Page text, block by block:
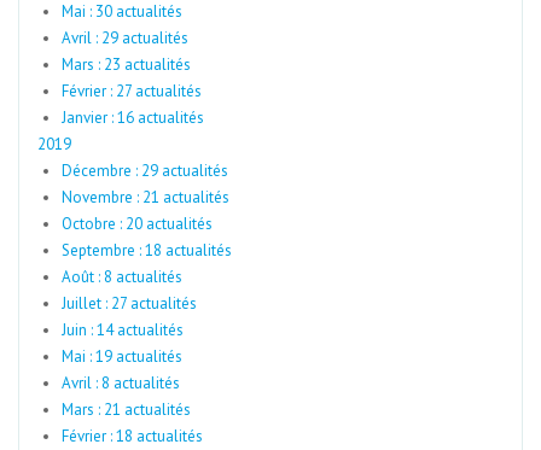
Mai : 30 actualités
Avril : 29 actualités
Mars : 23 actualités
Février : 27 actualités
Janvier : 16 actualités
2019
Décembre : 29 actualités
Novembre : 21 actualités
Octobre : 20 actualités
Septembre : 18 actualités
Août : 8 actualités
Juillet : 27 actualités
Juin : 14 actualités
Mai : 19 actualités
Avril : 8 actualités
Mars : 21 actualités
Février : 18 actualités